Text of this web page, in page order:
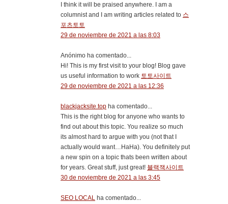
I think it will be praised anywhere. I am a
columnist and I am writing articles related to 스
포츠토토
29 de noviembre de 2021 a las 8:03
Anónimo ha comentado...
Hi! This is my first visit to your blog! Blog gave
us useful information to work 토토사이트
29 de noviembre de 2021 a las 12:36
blackjacksite.top ha comentado...
This is the right blog for anyone who wants to
find out about this topic. You realize so much
its almost hard to argue with you (not that I
actually would want…HaHa). You definitely put
a new spin on a topic thats been written about
for years. Great stuff, just great! 블랙잭사이트
30 de noviembre de 2021 a las 3:45
SEO LOCAL ha comentado...